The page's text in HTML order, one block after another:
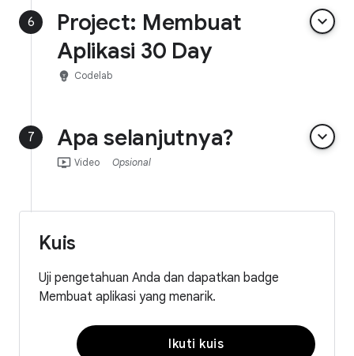
6
Project: Membuat
Aplikasi 30 Day
keyboard_arrow_down
emoji_objects Codelab
7 Apa selanjutnya? keyboard_arrow_down
ondemand_video Video Opsional
Kuis
Uji pengetahuan Anda dan dapatkan badge
Membuat aplikasi yang menarik.
Ikuti kuis